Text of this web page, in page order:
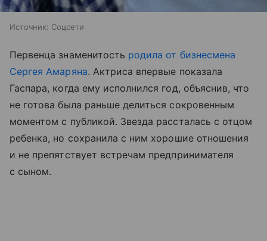
Источник: Соцсети
Первенца знаменитость родила от бизнесмена
Сергея Амаряна. Актриса впервые показала
Гаспара, когда ему исполнился год, объяснив, что
не готова была раньше делиться сокровенным
моментом с публикой. Звезда рассталась с отцом
ребенка, но сохранила с ним хорошие отношения
и не препятствует встречам предпринимателя
с сыном.